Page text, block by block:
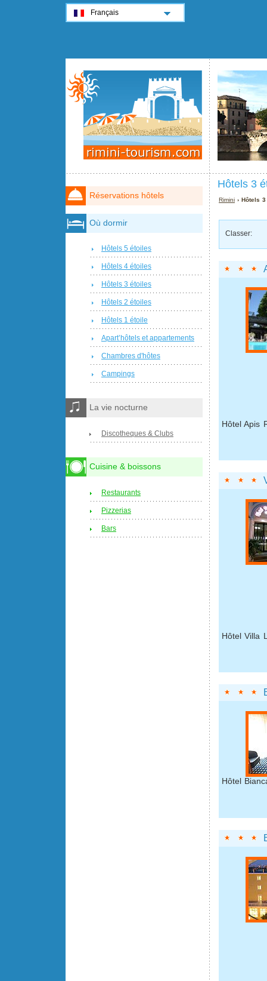
Hôtels 3
Rimini › Hôtels
Classer:
Hôtel Apis
Hôtel Villa
Hôtel
Réservations hôtels
Où dormir
Hôtels 5 étoiles
Hôtels 4 étoiles
Hôtels 3 étoiles
Hôtels 2 étoiles
Hôtels 1 étoile
Apart’hôtels et appartements
Chambres d'hôtes
Campings
La vie nocturne
Discotheques & Clubs
Cuisine & boissons
Restaurants
Pizzerias
Bars
Français